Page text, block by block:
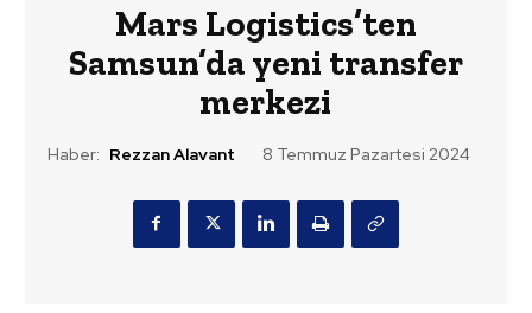
Mars Logistics’ten
Samsun’da yeni transfer
merkezi
Haber: Rezzan Alavant 8 Temmuz Pazartesi 2024